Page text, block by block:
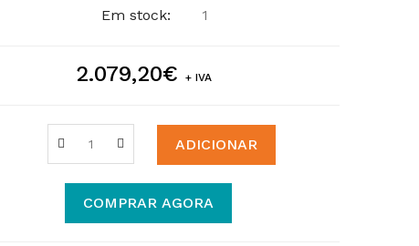
Em stock:
1
2.079,20€ + IVA
ADICIONAR
COMPRAR AGORA